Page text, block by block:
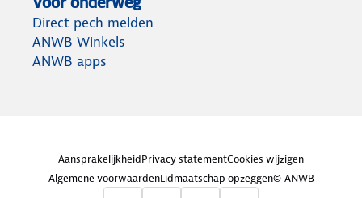
Direct pech melden
ANWB Winkels
ANWB apps
AansprakelijkheidPrivacy statementCookies wijzigen
Algemene voorwaardenLidmaatschap opzeggen© ANWB